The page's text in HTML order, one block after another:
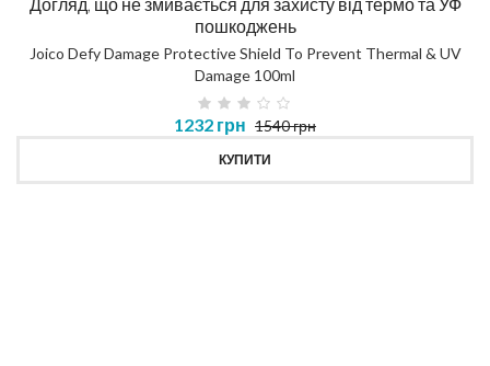
пошкоджень
Joico Defy Damage Protective Shield To Prevent Thermal & UV
Damage 100ml
1232 грн 1540 грн
КУПИТИ